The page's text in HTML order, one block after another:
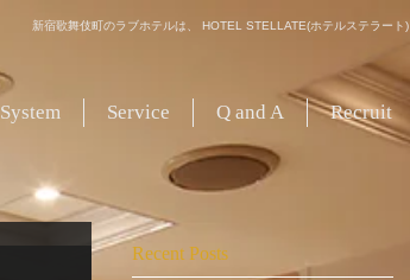
新宿歌舞伎町のラブホテルは、 HOTEL STELLATE(ホテルステラート)
System Service Q and A Recruit
Recent Posts